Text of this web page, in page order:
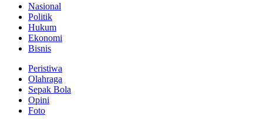
Nasional
Politik
Hukum
Ekonomi
Bisnis
Peristiwa
Olahraga
Sepak Bola
Opini
Foto